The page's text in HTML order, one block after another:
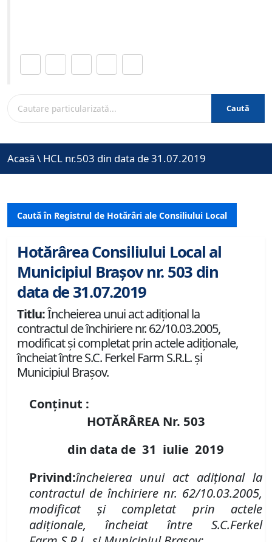
Caută
Acasă \ HCL nr.503 din data de 31.07.2019
Caută în Registrul de Hotărâri ale Consiliului Local
Hotărârea Consiliului Local al
Municipiul Brașov nr. 503 din
data de 31.07.2019
Titlu:Încheierea unui act adițional la
contractul de închiriere nr. 62/10.03.2005,
modificat și completat prin actele adiționale,
încheiat între S.C. Ferkel Farm S.R.L. și
Municipiul Brașov.
Conținut :
HOTĂRÂREA Nr. 503
din data de 31 iulie 2019
Privind:încheierea unui act adițional la
contractul de închiriere nr. 62/10.03.2005,
modificat și completat prin actele
adiționale, încheiat între S.C.Ferkel